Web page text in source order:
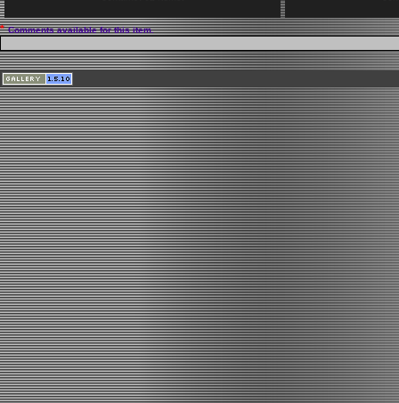
* Comments available for this item.